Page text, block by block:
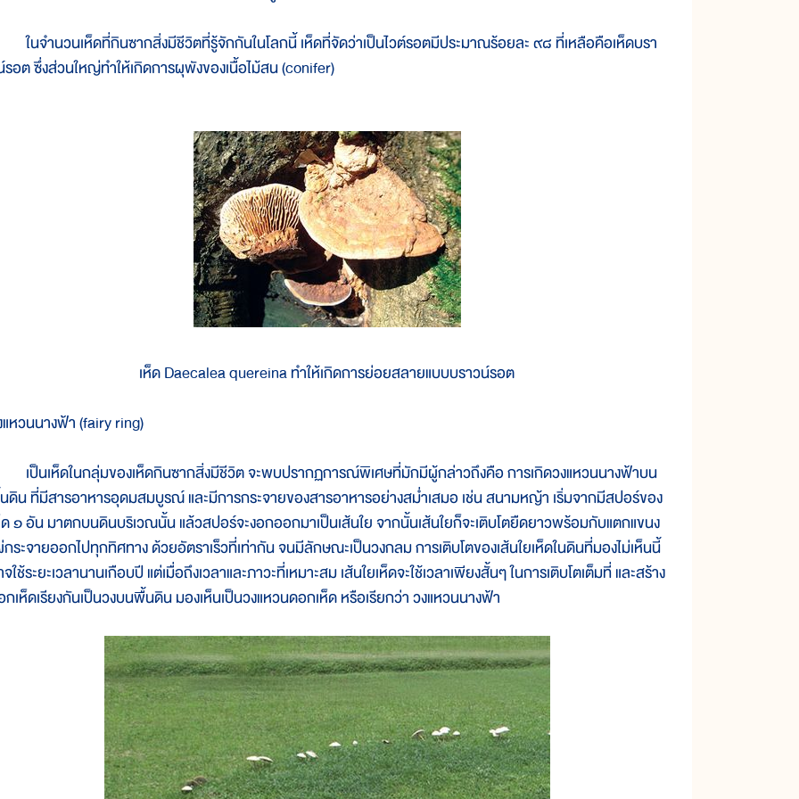
จำนวนเห็ดที่กินซากสิ่งมีชีวิตที่รู้จักกันในโลกนี้ เห็ดที่จัดว่าเป็นไวต์รอตมีประมาณร้อยละ ๙๘ ที่เหลือคือเห็ดบรา
อต ซึ่งส่วนใหญ่ทำให้เกิดการผุพังของเนื้อไม้สน (conifer)
เห็ด Daecalea quereina ทำให้เกิดการย่อยสลายแบบบราวน์รอต
หวนนางฟ้า (fairy ring)
นเห็ดในกลุ่มของเห็ดกินซากสิ่งมีชีวิต จะพบปรากฏการณ์พิเศษที่มักมีผู้กล่าวถึงคือ การเกิดวงแหวนนางฟ้าบน
น ที่มีสารอาหารอุดมสมบูรณ์ และมีการกระจายของสารอาหารอย่างสม่ำเสมอ เช่น สนามหญ้า เริ่มจากมีสปอร์ของ
๑ อัน มาตกบนดินบริเวณนั้น แล้วสปอร์จะงอกออกมาเป็นเส้นใย จากนั้นเส้นใยก็จะเติบโตยืดยาวพร้อมกับแตกแขนง
ระจายออกไปทุกทิศทาง ด้วยอัตราเร็วที่เท่ากัน จนมีลักษณะเป็นวงกลม การเติบโตของเส้นใยเห็ดในดินที่มองไม่เห็นนี้
ใช้ระยะเวลานานเกือบปี แต่เมื่อถึงเวลาและภาวะที่เหมาะสม เส้นใยเห็ดจะใช้เวลาเพียงสั้นๆ ในการเติบโตเต็มที่ และสร้าง
เห็ดเรียงกันเป็นวงบนพื้นดิน มองเห็นเป็นวงแหวนดอกเห็ด หรือเรียกว่า วงแหวนนางฟ้า